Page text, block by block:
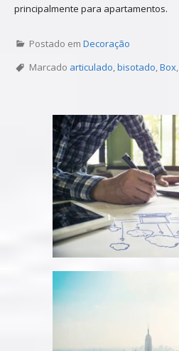
principalmente para apartamentos.
Postado em Decoração
Marcado articulado,bisotado,Box,